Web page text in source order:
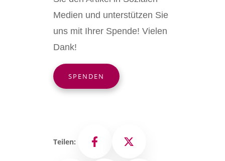
Medien und unterstützen Sie
uns mit Ihrer Spende! Vielen
Dank!
SPENDEN
Teilen: Facebook X